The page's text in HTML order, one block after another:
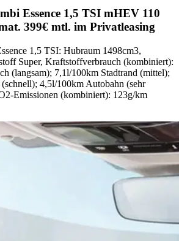
Essence 1,5 TSI mHEV 110
399€ mtl. im Privatleasing
1,5 TSI: Hubraum 1498cm3,
Super, Kraftstoffverbrauch (kombiniert):
(langsam); 7,1l/100km Stadtrand (mittel);
4,5l/100km Autobahn (sehr
Emissionen (kombiniert): 123g/km